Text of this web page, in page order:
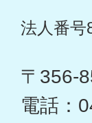
法人番号
〒356-
電話：